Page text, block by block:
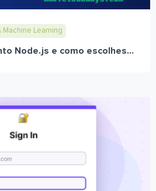
Machine Learning
Node.js e como escolhes...